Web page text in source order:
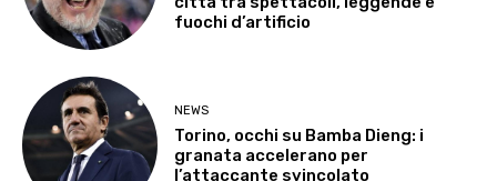
fuochi d’artificio
NEWS
Torino, occhi su Bamba Dieng: i
granata accelerano per
l’attaccante svincolato